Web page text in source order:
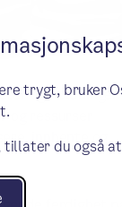
trygt, bruker
du også
og
ressurser
innhente og